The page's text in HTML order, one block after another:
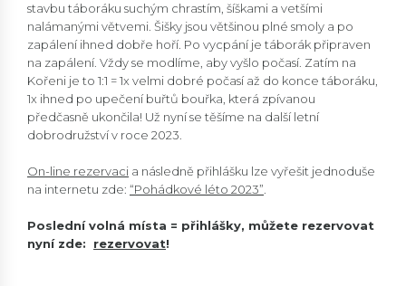
stavbu táboráku suchým chrastím, šíškami a vetšími
nalámanými větvemi. Šišky jsou většinou plné smoly a po
zapálení ihned dobře hoří. Po vycpání je táborák připraven
na zapálení. Vždy se modlíme, aby vyšlo počasí. Zatím na
Kořeni je to 1:1 = 1x velmi dobré počasí až do konce táboráku,
1x ihned po upečení buřtů bouřka, která zpívanou
předčasně ukončila! Už nyní se těšíme na další letní
dobrodružství v roce 2023.
On-line rezervaci a následně přihlášku lze vyřešit jednoduše
na internetu zde: “Pohádkové léto 2023”
Poslední volná místa = přihlášky, můžete rezervovat
nyní zde: rezervovat!